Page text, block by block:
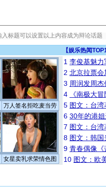
【娱乐热闻
万人签名拒吃麦当劳
女星卖乳求荣情色图
1 李俊基魅力
2 北京拉票
3 周润发周
4
《南极大
5 图文：台
6 30年的港
7 图文：台
8 图文：韩
9 青春偶像《
10 图文：欧